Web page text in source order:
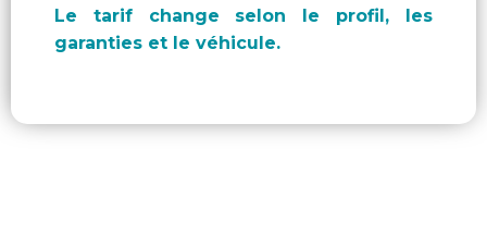
Le tarif change selon le profil, les
garanties et le véhicule.